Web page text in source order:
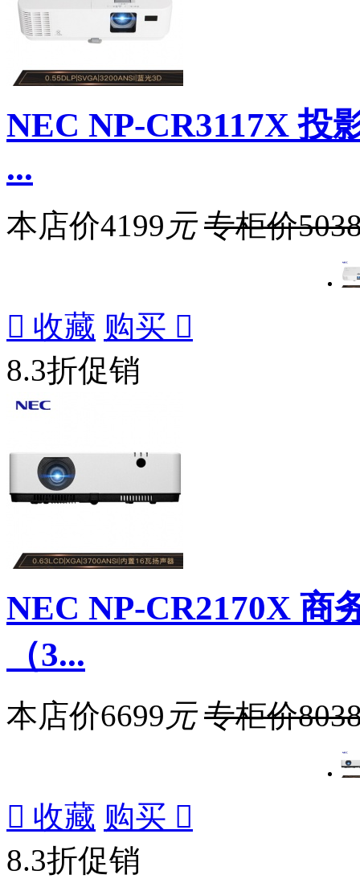
NEC NP-CR3117X 投
...
本店价4199 元 专柜价
 收藏 购买 
8.3折促销
NEC NP-CR2170X 商
（3...
本店价6699 元 专柜价
 收藏 购买 
8.3折促销